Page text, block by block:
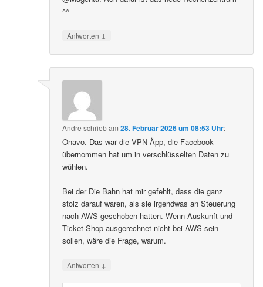
^^
Antworten ↓
Andre schriebam28. Februar 2026 um 08:53 Uhr:
Onavo. Das war die VPN-Äpp, die Facebook
übernommen hat um in verschlüsselten Daten zu
wühlen.
Bei der Die Bahn hat mir gefehlt, dass die ganz
stolz darauf waren, als sie irgendwas an Steuerung
nach AWS geschoben hatten. Wenn Auskunft und
Ticket-Shop ausgerechnet nicht bei AWS sein
sollen, wäre die Frage, warum.
Antworten ↓